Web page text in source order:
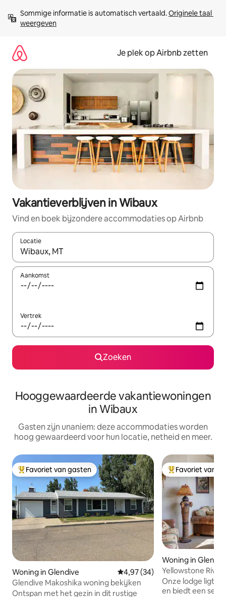
direct
naar
Sommige informatie is automatisch vertaald. Originele taal
weergeven
Je plek op Airbnb zetten
Vakantieverblijven in Wibaux
Vind en boek bijzondere accommodaties op Airbnb
Locatie
Wanneer er resultaten beschikbaar zijn, maak je een keuze
Aankomst
Vertrek
Zoeken
Hooggewaardeerde vakantiewoningen
in Wibaux
Gasten zijn unaniem: deze accommodaties worden
hoog gewaardeerd voor hun locatie, netheid en meer.
Topfavoriet van gasten
Favoriet van gasten
Woning in Glendive Gemiddelde beoordeling van
4,97 (34)
Glendive Makoshika woning bekijken
Ontspan met het gezin in dit rustige
Topfavoriet van
Favoriet van
Woning in
Yellowstone
Onze lodge ligt in
en biedt een